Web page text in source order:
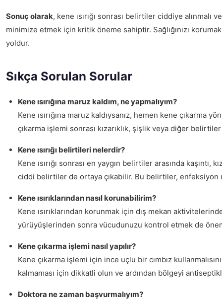
Sonuç olarak, kene ısırığı sonrası belirtiler ciddiye alınmalı
minimize etmek için kritik öneme sahiptir. Sağlığınızı
yoldur.
Sıkça Sorulan Sorular
Kene ısırığına maruz kaldım, ne yapmalıyım?
Kene ısırığına maruz kaldıysanız, hemen kene çıkarma
çıkarma işlemi sonrası kızarıklık, şişlik veya diğer
Kene ısırığı belirtileri nelerdir?
Kene ısırığı sonrası en yaygın belirtiler arasında
ciddi belirtiler de ortaya çıkabilir. Bu belirtiler,
Kene ısırıklarından nasıl korunabilirim?
Kene ısırıklarından korunmak için dış mekan
yürüyüşlerinden sonra vücudunuzu kontrol etmek de
Kene çıkarma işlemi nasıl yapılır?
Kene çıkarma işlemi için ince uçlu bir cımbız
kalmaması için dikkatli olun ve ardından bölgeyi
Doktora ne zaman başvurmalıyım?